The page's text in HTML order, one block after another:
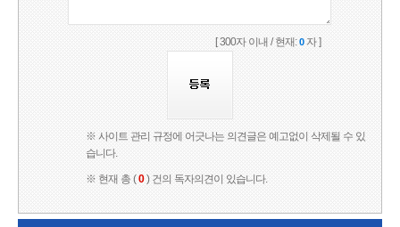
[ 300자 이내 / 현재:0자 ]
※ 사이트 관리 규정에 어긋나는 의견글은 예고없이 삭제될 수 있
습니다.
※ 현재 총 (0) 건의 독자의견이 있습니다.